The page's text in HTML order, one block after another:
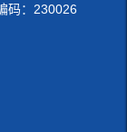
码：230026